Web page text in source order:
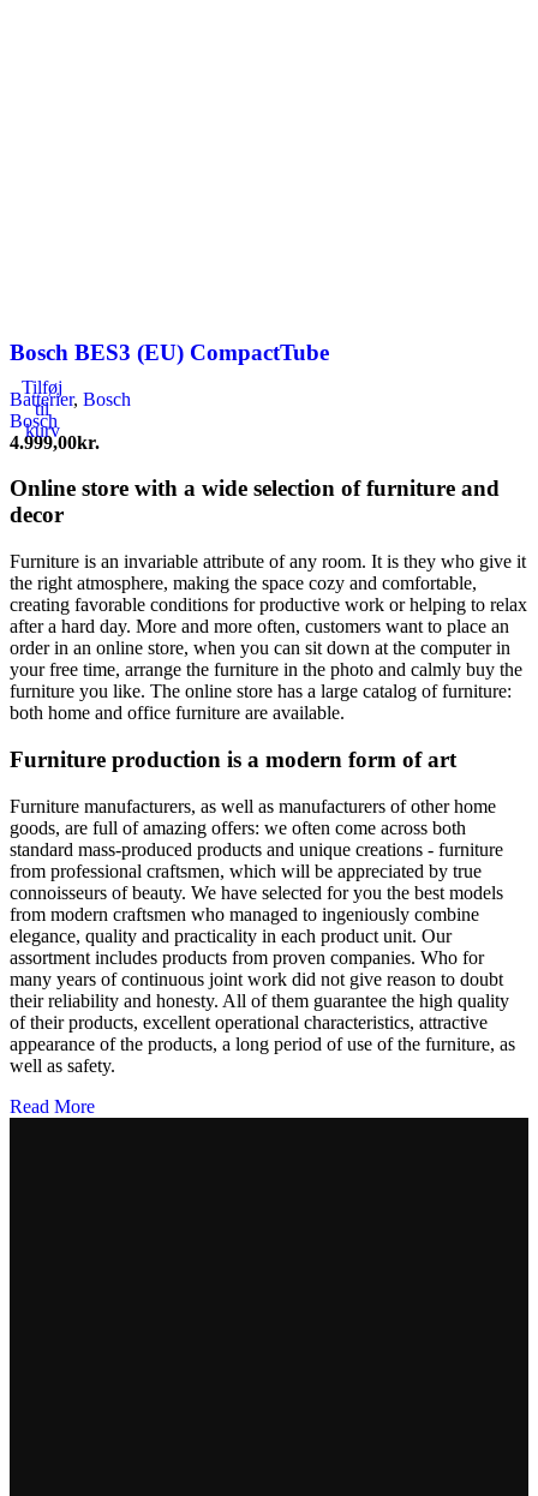
Tilføj
til
kurv
Bosch BES3 (EU) CompactTube
Batterier, Bosch
Bosch
4.999,00kr.
Online store with a wide selection of furniture and
decor
Furniture is an invariable attribute of any room. It is they who give it
the right atmosphere, making the space cozy and comfortable,
creating favorable conditions for productive work or helping to relax
after a hard day. More and more often, customers want to place an
order in an online store, when you can sit down at the computer in
your free time, arrange the furniture in the photo and calmly buy the
furniture you like. The online store has a large catalog of furniture:
both home and office furniture are available.
Furniture production is a modern form of art
Furniture manufacturers, as well as manufacturers of other home
goods, are full of amazing offers: we often come across both
standard mass-produced products and unique creations - furniture
from professional craftsmen, which will be appreciated by true
connoisseurs of beauty. We have selected for you the best models
from modern craftsmen who managed to ingeniously combine
elegance, quality and practicality in each product unit. Our
assortment includes products from proven companies. Who for
many years of continuous joint work did not give reason to doubt
their reliability and honesty. All of them guarantee the high quality
of their products, excellent operational characteristics, attractive
appearance of the products, a long period of use of the furniture, as
well as safety.
Read More